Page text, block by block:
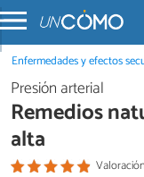
Enfermedades y efectos
Presión arterial
Remedios
alta